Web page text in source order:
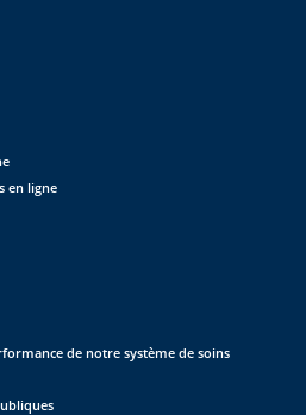
en ligne
de notre système de soins